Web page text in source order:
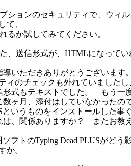
ションのセキュリティで、ウィ
て、
るか試してみてください。
、送信形式が、HTMLになって
導いただきありがとうございま
ィのチェックも外れていましたし
形式もテキストでした。 もう一
数ヶ月、添付はしていなかったの
というものをインストールした事
は、関係ありますか？ またお教
ソフトのTyping Dead PLUSがど
か。